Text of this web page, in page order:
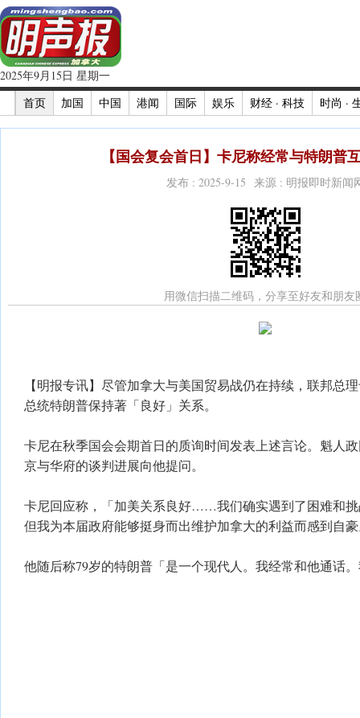
2025年9月15日 星期一
首页
加国 中国 港闻 国际 娱乐 财经 · 科技 时尚 ·
【国会复会首日】卡尼称经常与特朗普
发布 : 2025-9-15 来源 : 明报即时新闻
用微信扫描二维码，分享至好友和朋友
【明报专讯】尽管加拿大与美国贸易战仍在持续，联邦总
总统特朗普保持著「良好」关系。
卡尼在秋季国会会期首日的质询时间发表上述言论。魁人
京与华府的谈判进展向他提问。
卡尼回应称，「加美关系良好……我们确实遇到了困难和
但我为本届政府能够挺身而出维护加拿大的利益而感到自
他随后称79岁的特朗普「是一个现代人。我经常和他通话